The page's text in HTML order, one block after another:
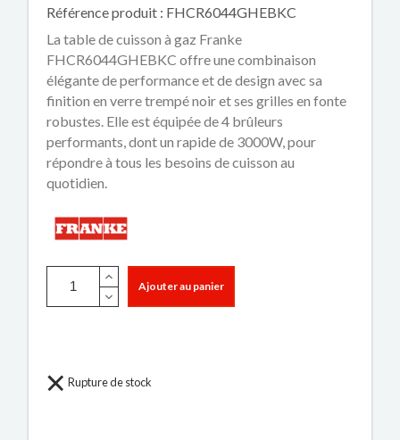
Référence produit : FHCR6044GHEBKC
La table de cuisson à gaz Franke
FHCR6044GHEBKC offre une combinaison
élégante de performance et de design avec sa
finition en verre trempé noir et ses grilles en fonte
robustes. Elle est équipée de 4 brûleurs
performants, dont un rapide de 3000W, pour
répondre à tous les besoins de cuisson au
quotidien.
Ajouter au panier
Rupture de stock